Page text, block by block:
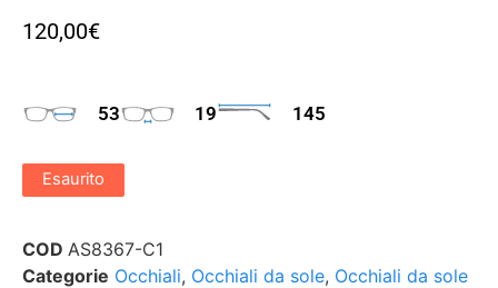
120,00€
53 19 145
Esaurito
COD AS8367-C1
Categorie Occhiali, Occhiali da sole, Occhiali da sole